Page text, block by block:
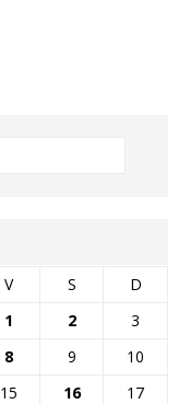
V S D
1 2
3
8 9
10
15 16
17